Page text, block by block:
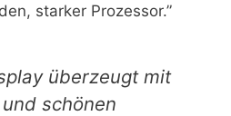
starker Prozessor.”
überzeugt mit
schönen